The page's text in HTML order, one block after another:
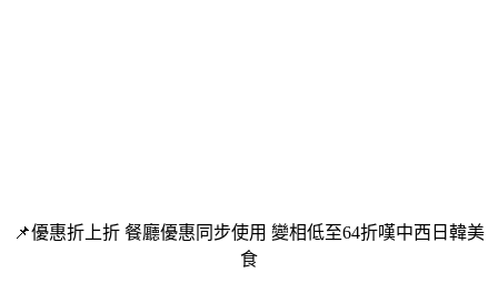
📌優惠折上折 餐廳優惠同步使用 變相低至64折嘆中西日韓美
食